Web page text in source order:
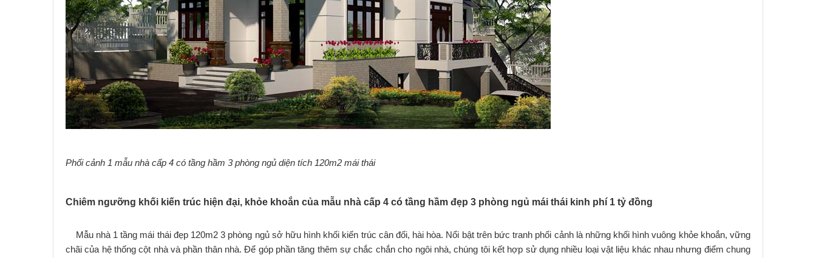
Phối cảnh 1 mẫu nhà cấp 4 có tầng hầm 3 phòng ngủ diện tích 120m2 mái thái
Chiêm ngưỡng khối kiến trúc hiện đại, khỏe khoắn của mẫu nhà cấp 4 có tầng hầm đẹp 3 phòng ngủ mái thái kinh phí 1 tỷ đồng
Mẫu nhà 1 tầng mái thái đẹp 120m2 3 phòng ngủ sở hữu hình khối kiến trúc cân đối, hài hòa. Nổi bật trên bức tranh phối cảnh là những khối hình vuông khỏe khoắn, vững
chãi của hệ thống cột nhà và phần thân nhà. Để góp phần tăng thêm sự chắc chắn cho ngôi nhà, chúng tôi kết hợp sử dụng nhiều loại vật liệu khác nhau nhưng điểm chung